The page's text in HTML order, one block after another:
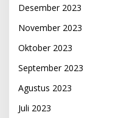
Desember 2023
November 2023
Oktober 2023
September 2023
Agustus 2023
Juli 2023